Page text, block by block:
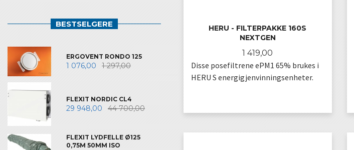
HERU - FILTERPAKKE 160S
NEXTGEN
Pris
1 419,00
KJØP
Disse posefiltrene ePM1 65% brukes i
HERU S energigjenvinningsenheter.
BESTSELGERE
ERGOVENT RONDO 125
1 076,00 1 297,00
FLEXIT NORDIC CL4
29 948,00 44 700,00
FLEXIT LYDFELLE Ø125
0,75M 50MM ISO